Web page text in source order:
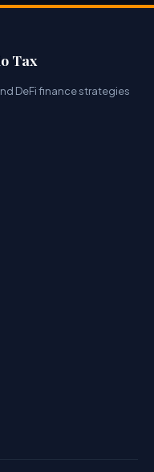
Tax
DeFi finance strategies